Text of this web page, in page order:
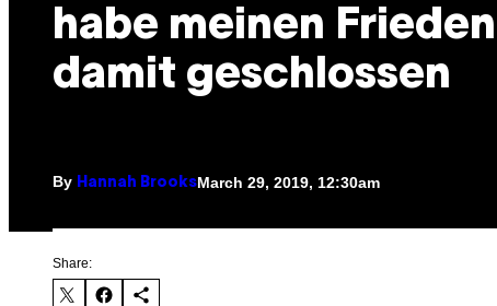
habe meinen Frieden
damit geschlossen
By Hannah BrooksMarch 29, 2019, 12:30am
Share: